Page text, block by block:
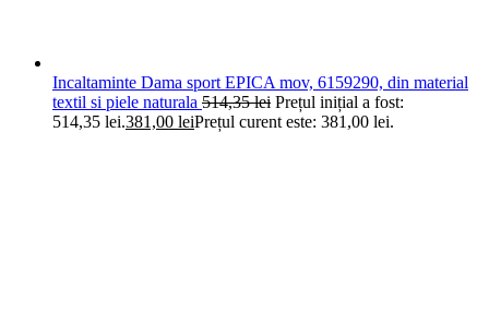
Incaltaminte Dama sport EPICA mov, 6159290, din material
textil si piele naturala 514,35lei Prețul inițial a fost:
514,35 lei.381,00 leiPrețul curent este: 381,00 lei.